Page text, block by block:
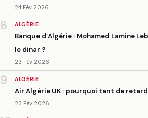
24 Fév 2026
8 ALGÉRIE
Banque d’Algérie : Mohamed Lamine
le dinar ?
23 Fév 2026
9 ALGÉRIE
Air Algérie UK : pourquoi tant de
23 Fév 2026